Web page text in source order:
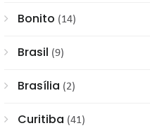
Bonito (14)
Brasil (9)
Brasília (2)
Curitiba (41)